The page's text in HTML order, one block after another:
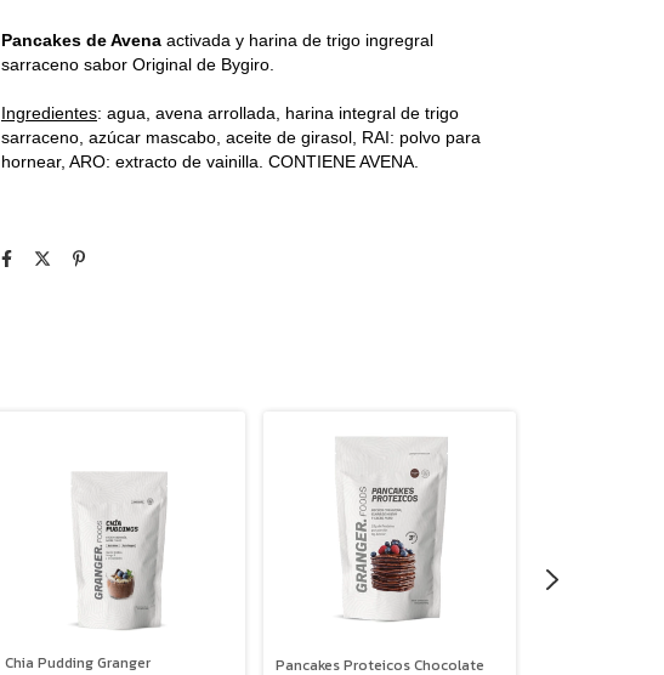
Pancakes de Avena activada y harina de trigo ingregral
sarraceno sabor Original de Bygiro.
Ingredientes: agua, avena arrollada, harina integral de trigo
sarraceno, azúcar mascabo, aceite de girasol, RAI: polvo para
hornear, ARO: extracto de vainilla. CONTIENE AVENA.
Chia Pudding Granger Pancakes Proteicos Chocolate